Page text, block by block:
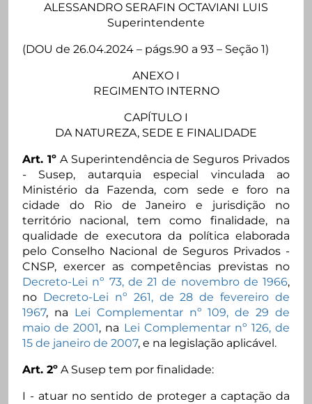
ALESSANDRO SERAFIN OCTAVIANI LUIS
Superintendente
(DOU de 26.04.2024 – págs.90 a 93 – Seção 1)
ANEXO I
REGIMENTO INTERNO
CAPÍTULO I
DA NATUREZA, SEDE E FINALIDADE
Art. 1ºA Superintendência de Seguros Privados
- Susep, autarquia especial vinculada ao
Ministério da Fazenda, com sede e foro na
cidade do Rio de Janeiro e jurisdição no
território nacional, tem como finalidade, na
qualidade de executora da política elaborada
pelo Conselho Nacional de Seguros Privados -
CNSP, exercer as competências previstas no
Decreto-Lei nº 73, de 21 de novembro de 1966,
no Decreto-Lei nº 261, de 28 de fevereiro de
1967, na Lei Complementar nº 109, de 29 de
maio de 2001, na Lei Complementar nº 126, de
15 de janeiro de 2007, e na legislação aplicável.
Art. 2º A Susep tem por finalidade:
I - atuar no sentido de proteger a captação da